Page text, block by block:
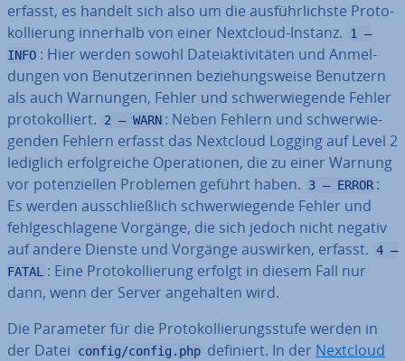
erfasst, es handelt sich also um die aus­führ­lichs­te Pro­to­
kol­lie­rung innerhalb von einer Nextcloud-Instanz.
1 –
INFO : Hier werden sowohl Da­tei­ak­ti­vi­tä­ten und An­mel­
dun­gen von Be­nut­ze­rin­nen be­zie­hungs­wei­se Benutzern
als auch Warnungen, Fehler und schwer­wie­gen­de Fehler
pro­to­kol­liert.
2 – WARN : Neben Fehlern und schwer­wie­
gen­den Fehlern erfasst das Nextcloud Logging auf Level 2
lediglich er­folg­rei­che Ope­ra­tio­nen, die zu einer Warnung
vor po­ten­zi­el­len Problemen geführt haben.
3 – ERROR :
Es werden aus­schließ­lich schwer­wie­gen­de Fehler und
fehl­ge­schla­ge­ne Vorgänge, die sich jedoch nicht negativ
auf andere Dienste und Vorgänge auswirken, erfasst. 4 –
FATAL
: Eine Pro­to­kol­lie­rung erfolgt in diesem Fall nur
dann, wenn der Server an­ge­hal­ten wird.
Die Parameter für die Pro­to­kol­lie­rungs­stu­fe werden in
der Datei
config/config.php definiert. In der Nextcloud